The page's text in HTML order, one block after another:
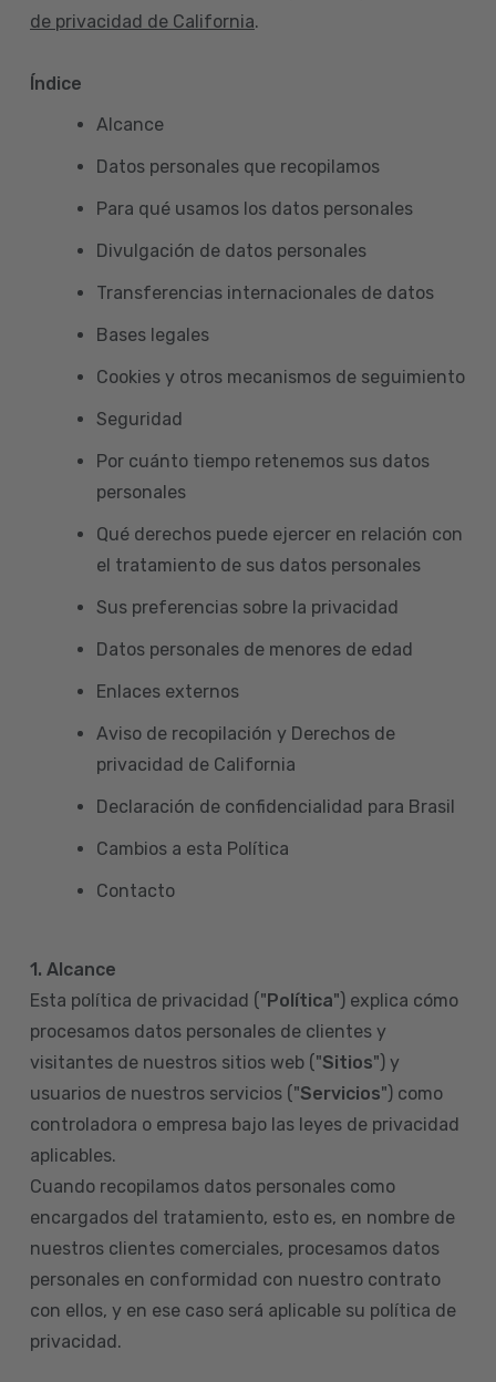
de privacidad de California.
Índice
Alcance
Datos personales que recopilamos
Para qué usamos los datos personales
Divulgación de datos personales
Transferencias internacionales de datos
Bases legales
Cookies y otros mecanismos de seguimiento
Seguridad
Por cuánto tiempo retenemos sus datos
personales
Qué derechos puede ejercer en relación con
el tratamiento de sus datos personales
Sus preferencias sobre la privacidad
Datos personales de menores de edad
Enlaces externos
Aviso de recopilación y Derechos de
privacidad de California
Declaración de confidencialidad para Brasil
Cambios a esta Política
Contacto
1. Alcance
Esta política de privacidad ("Política") explica cómo
procesamos datos personales de clientes y
visitantes de nuestros sitios web ("Sitios") y
usuarios de nuestros servicios ("Servicios") como
controladora o empresa bajo las leyes de privacidad
aplicables.
Cuando recopilamos datos personales como
encargados del tratamiento, esto es, en nombre de
nuestros clientes comerciales, procesamos datos
personales en conformidad con nuestro contrato
con ellos, y en ese caso será aplicable su política de
privacidad.